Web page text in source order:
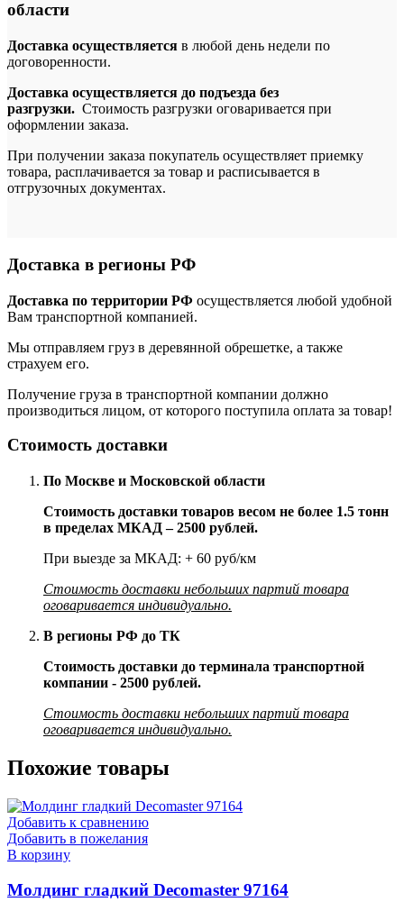
области
Доставка осуществляется в любой день недели по
договоренности.
Доставка осуществляется до подъезда без
разгрузки. Стоимость разгрузки оговаривается при
оформлении заказа.
При получении заказа покупатель осуществляет приемку
товара, расплачивается за товар и расписывается в
отгрузочных документах.
Доставка в регионы РФ
Доставка по территории РФ осуществляется любой удобной
Вам транспортной компанией.
Мы отправляем груз в деревянной обрешетке, а также
страхуем его.
Получение груза в транспортной компании должно
производиться лицом, от которого поступила оплата за товар!
Стоимость доставки
По Москве и Московской области
Стоимость доставки товаров весом не более 1.5 тонн
в пределах МКАД – 2500 рублей.
При выезде за МКАД: + 60 руб/км
Стоимость доставки небольших партий товара
оговаривается индивидуально.
В регионы РФ до ТК
Стоимость доставки до терминала транспортной
компании - 2500 рублей.
Стоимость доставки небольших партий товара
оговаривается индивидуально.
Похожие товары
Добавить к сравнению
Добавить в пожелания
В корзину
Молдинг гладкий Decomaster 97164